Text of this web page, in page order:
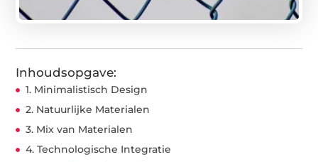
Inhoudsopgave:
1. Minimalistisch Design
2. Natuurlijke Materialen
3. Mix van Materialen
4. Technologische Integratie